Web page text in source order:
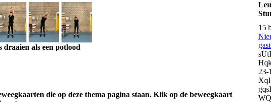
draaien als een potlood
die op deze thema pagina staan. Klik op de beweegkaart
15
23-